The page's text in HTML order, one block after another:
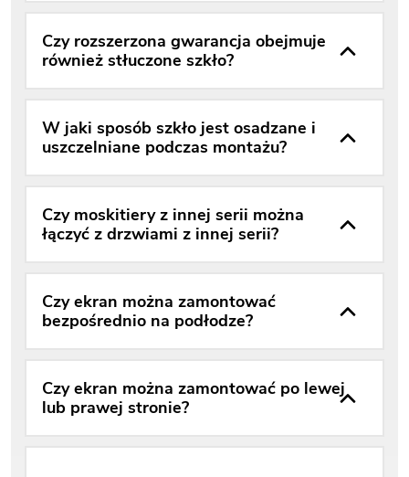
Czy rozszerzona gwarancja obejmuje
również stłuczone szkło?
W jaki sposób szkło jest osadzane i
uszczelniane podczas montażu?
Czy moskitiery z innej serii można
łączyć z drzwiami z innej serii?
Czy ekran można zamontować
bezpośrednio na podłodze?
Czy ekran można zamontować po lewej
lub prawej stronie?